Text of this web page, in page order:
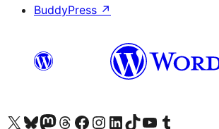
BuddyPress ↗
Bezoek ons X (voorheen Twitter) account
Bezoek ons Bluesky account
Bezoek ons Mastodon account
Bezoek ons Threads account
Onze Facebook pagina bezoeken
Bezoek ons Instagram account
Bezoek ons LinkedIn account
Bezoek ons TikTok account
Bezoek ons YouTube kanaalBezoek ons Tumblr account